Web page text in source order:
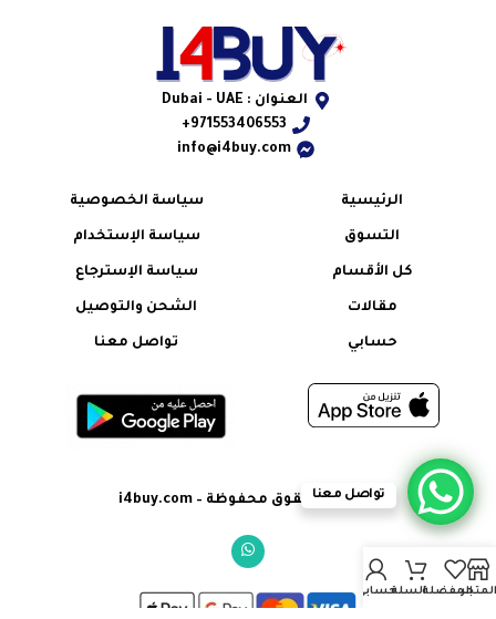
العنوان : Dubai - UAE
971553406553+
info@i4buy.com
الرئيسية
التسوق
كل الأقسام
مقالات
حسابي
سياسة الخصوصية
سياسة الإستخدام
سياسة الإسترجاع
الشحن والتوصيل
تواصل معنا
© جميع الحقوق محفوظة – i4buy.com
تواصل معنا
المتجرالمفضلةالسلةحسابي